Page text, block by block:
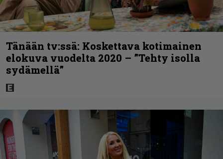
Tänään tv:ssä: Koskettava kotimainen
elokuva vuodelta 2020 – ”Tehty isolla
sydämellä”